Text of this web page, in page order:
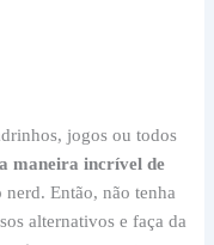
jogos ou todos
maneira incrível de
nerd. Então, não tenha
alternativos e faça da